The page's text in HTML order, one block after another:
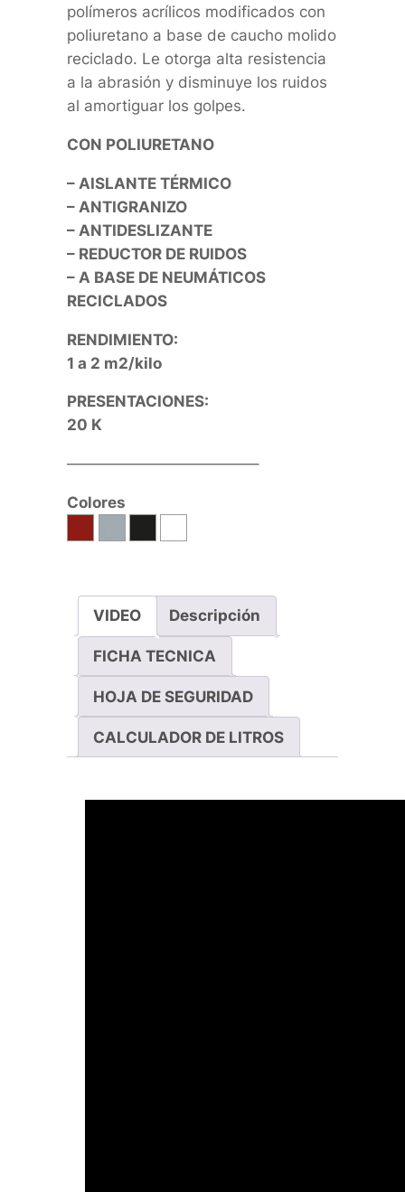
polímeros acrílicos modificados con
poliuretano a base de caucho molido
reciclado. Le otorga alta resistencia
a la abrasión y disminuye los ruidos
al amortiguar los golpes.
CON POLIURETANO
– AISLANTE TÉRMICO
– ANTIGRANIZO
– ANTIDESLIZANTE
– REDUCTOR DE RUIDOS
– A BASE DE NEUMÁTICOS
RECICLADOS
RENDIMIENTO:
1 a 2 m2/kilo
PRESENTACIONES:
20 K
————————————–
Colores
VIDEO Descripción
FICHA TECNICA
HOJA DE SEGURIDAD
CALCULADOR DE LITROS